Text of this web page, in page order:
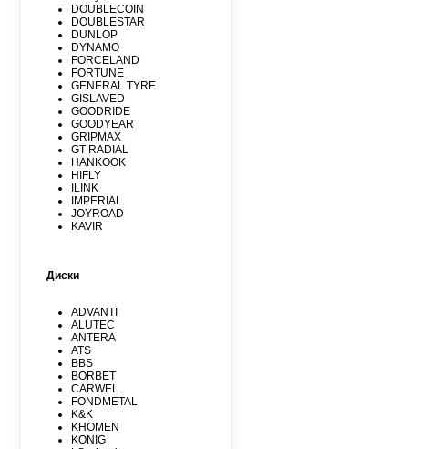
DOUBLECOIN
DOUBLESTAR
DUNLOP
DYNAMO
FORCELAND
FORTUNE
GENERAL TYRE
GISLAVED
GOODRIDE
GOODYEAR
GRIPMAX
GT RADIAL
HANKOOK
HIFLY
ILINK
IMPERIAL
JOYROAD
KAVIR
LAUFENN
MARSHAL
MATADOR
MAXXIS
MICHELIN
MIRAGE
NEXEN
NITTO
NOKIAN
NOKIAN NORDMAN
Nordman Nordman
ONYX
Диски
ADVANTI
ALUTEC
ANTERA
ATS
BBS
BORBET
CARWEL
FONDMETAL
K&K
KHOMEN
KONIG